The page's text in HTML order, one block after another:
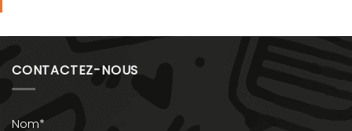
CONTACTEZ-NOUS
Nom*